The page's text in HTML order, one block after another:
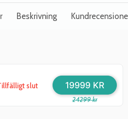
Beskrivning
slut
24299 kr
19999 KR